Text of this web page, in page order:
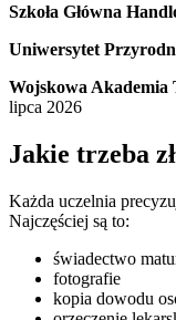
Szkoła Główna
Uniwersytet
Wojskowa Akademia
lipca 2026
Jakie trzeba
Każda uczelnia
Najczęściej są to:
świadectwo
fotografie
kopia dowodu